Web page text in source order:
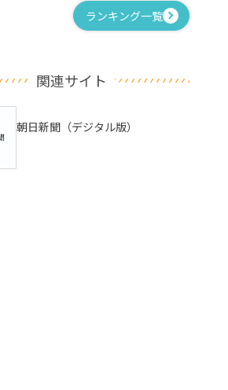
ランキング一覧
関連サイト
朝日新聞（デジタル版）